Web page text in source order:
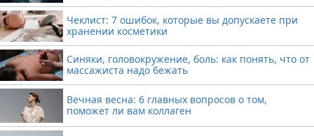
Чеклист: 7 ошибок, которые вы допускаете при
хранении косметики
Синяки, головокружение, боль: как понять, что от
массажиста надо бежать
Вечная весна: 6 главных вопросов о том,
поможет ли вам коллаген